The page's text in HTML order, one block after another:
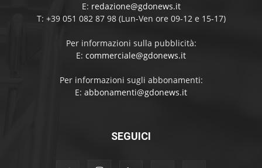
E: redazione@gdonews.it
T: +39 051 082 87 98 (Lun-Ven ore 09-12 e 15-17)
Per informazioni sulla pubblicità:
E: commerciale@gdonews.it
Per informazioni sugli abbonamenti:
E: abbonamenti@gdonews.it
SEGUICI